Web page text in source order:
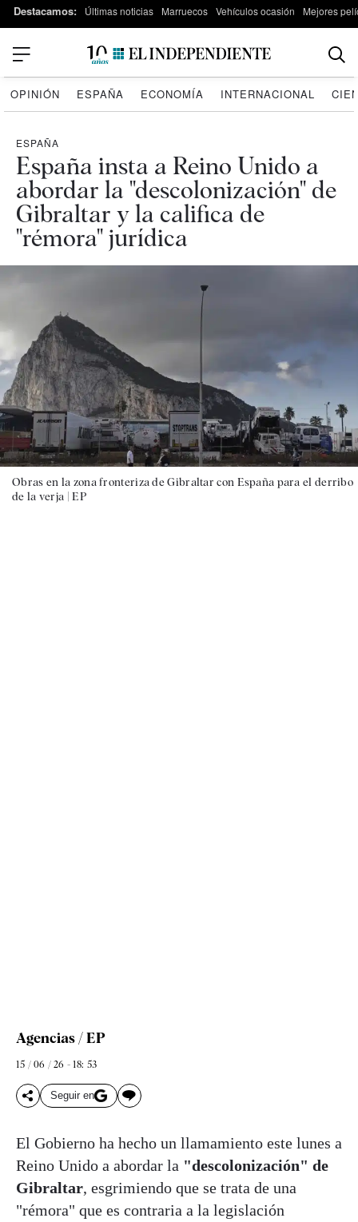
Destacamos: Últimas noticias Marruecos Vehículos ocasión Mejores
OPINIÓN ESPAÑA ECONOMÍA INTERNACIONAL
ESPAÑA
España insta a Reino Unido a
abordar la "descolonización" de
Gibraltar y la califica de
"rémora" jurídica
Obras en la zona fronteriza de Gibraltar con España para el derribo
de la verja |EP
Agencias / EP
15 / 06 / 26 - 18: 53
Seguir en
El Gobierno ha hecho un llamamiento este lunes a
Reino Unido a abordar la "descolonización" de
Gibraltar, esgrimiendo que se trata de una
"rémora" que es contraria a la legislación